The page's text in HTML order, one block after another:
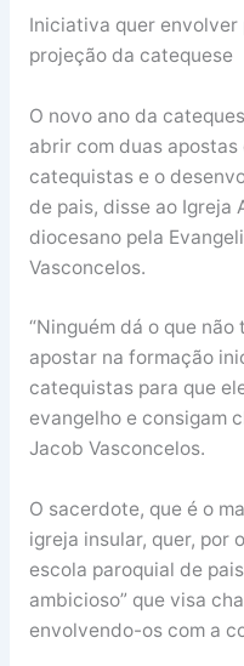
Iniciativa quer envolver
projeção da catequese
O novo ano da
abrir com duas
catequistas e o
de pais, disse ao Igreja
diocesano pela
Vasconcelos.
“Ninguém dá o que
apostar na formação
catequistas para que
evangelho e consigam
Jacob Vasconcelos.
O sacerdote, que é o
igreja insular, quer, por
escola paroquial de
ambicioso” que visa
envolvendo-os com a